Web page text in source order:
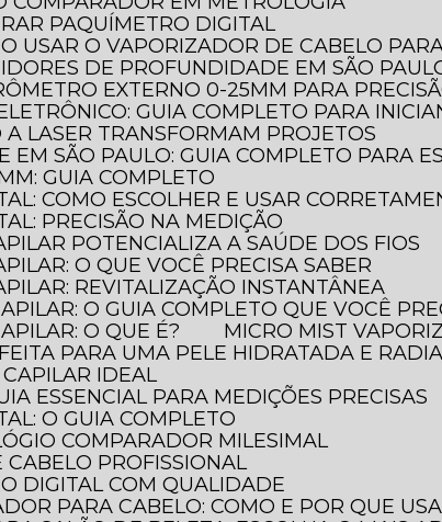
PAQUÍMETRO DIGITAL
USAR O VAPORIZADOR DE CABELO
DE PROFUNDIDADE EM SÃO
EXTERNO 0-25MM PARA
GUIA COMPLETO PARA
LASER TRANSFORMAM PROJETOS
EM SÃO PAULO: GUIA COMPLETO PARA
GUIA COMPLETO
COMO ESCOLHER E USAR
PRECISÃO NA MEDIÇÃO
POTENCIALIZA A SAÚDE DOS FIOS
O QUE VOCÊ PRECISA SABER
REVITALIZAÇÃO INSTANTÂNEA
O GUIA COMPLETO QUE VOCÊ
O QUE É?
MICRO MIST
PARA UMA PELE HIDRATADA E
CAPILAR IDEAL
ESSENCIAL PARA MEDIÇÕES PRECISAS
O GUIA COMPLETO
COMPARADOR MILESIMAL
CABELO PROFISSIONAL
DIGITAL COM QUALIDADE
PARA CABELO: COMO E POR QUE